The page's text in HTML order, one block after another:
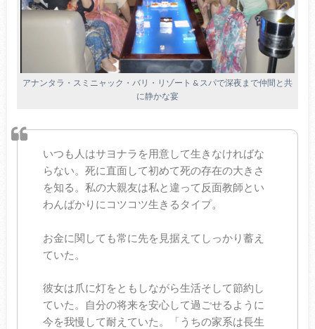
アナンタラ・スミニャック・バリ・リゾート & スパで深夜まで仲間と共
に静かな宴
いつも人はサヨナラを用意して生きなければな
らない。死に直面して初めて死の存在の大きさ
を知る。私の大親友は私と違って反面教師とい
わんばかりにコツコツ生きるタイプ。
お金に関しても常に先を見据えてしっかり蓄え
ていた。
彼女は爪に灯をともしながら生活そして節約し
ていた。自分の将来を安心して過ごせるように
今を我慢して耐えていた。「うちの家系は長生